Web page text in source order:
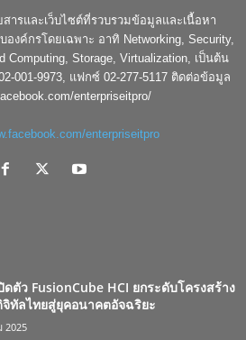
สารและเว็บไซต์ที่รวบรวมข้อมูลและเนื้อหา
งค์กรโดยเฉพาะ อาทิ Networking, Security,
Computing, Storage, Virtualization, เป็นต้น
001-9973, แฟกซ์ 02-277-5117 ติดต่อข้อมูล
enterpriseitpro/
enterpriseitpro
ดตัว FusionCube HCI ยกระดับโครงสร้าง
ทัลไทยสู่ยุคอนาคตอัจฉริยะ
2025